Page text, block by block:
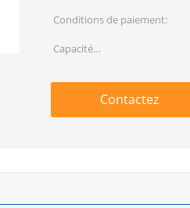
Conditions de paiement:
Capacité
Contactez